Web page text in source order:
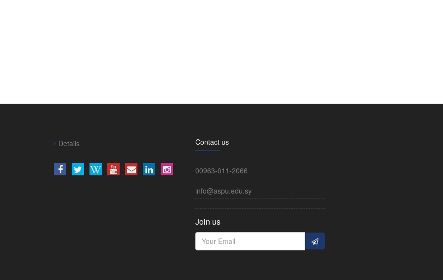
Details Contact us
00963-011-2066
info@aspu.edu.sy
Join us